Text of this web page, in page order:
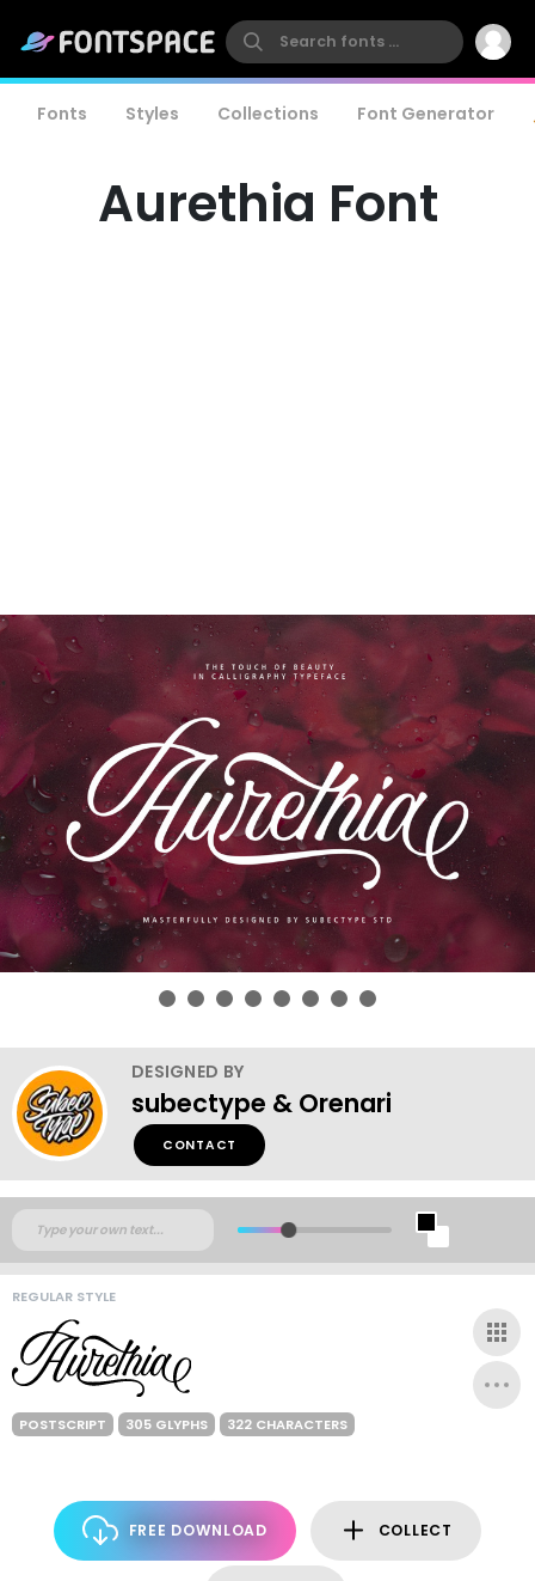
Fonts Styles Collections Font Generator
Aurethia Font
DESIGNED BY
subectype & Orenari
CONTACT
REGULAR STYLE
POSTSCRIPT 305 GLYPHS 322 CHARACTERS
FREE DOWNLOAD COLLECT